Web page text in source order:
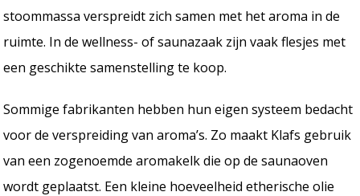
stoommassa verspreidt zich samen met het aroma in de
ruimte. In de wellness- of saunazaak zijn vaak flesjes met
een geschikte samenstelling te koop.
Sommige fabrikanten hebben hun eigen systeem bedacht
voor de verspreiding van aroma’s. Zo maakt Klafs gebruik
van een zogenoemde aromakelk die op de saunaoven
wordt geplaatst. Een kleine hoeveelheid etherische olie